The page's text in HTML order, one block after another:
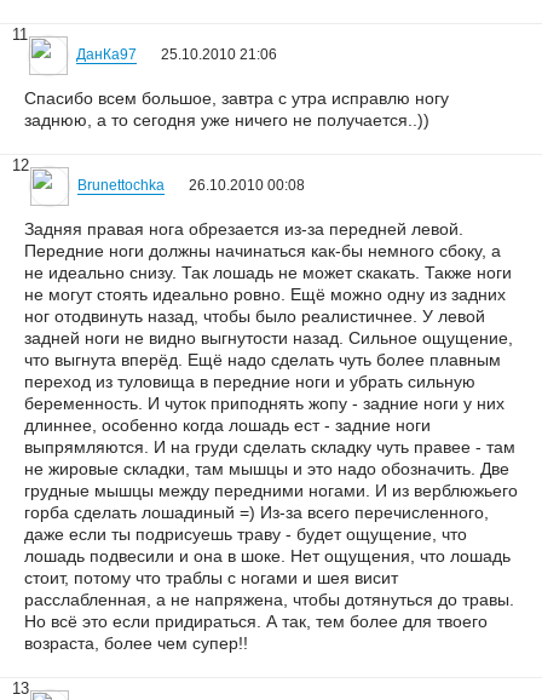
11
ДанКа97 25.10.2010 21:06
Спасибо всем большое, завтра с утра исправлю ногу
заднюю, а то сегодня уже ничего не получается..))
12
Brunettochka 26.10.2010 00:08
Задняя правая нога обрезается из-за передней левой.
Передние ноги должны начинаться как-бы немного сбоку, а
не идеально снизу. Так лошадь не может скакать. Также ноги
не могут стоять идеально ровно. Ещё можно одну из задних
ног отодвинуть назад, чтобы было реалистичнее. У левой
задней ноги не видно выгнутости назад. Сильное ощущение,
что выгнута вперёд. Ещё надо сделать чуть более плавным
переход из туловища в передние ноги и убрать сильную
беременность. И чуток приподнять жопу - задние ноги у них
длиннее, особенно когда лошадь ест - задние ноги
выпрямляются. И на груди сделать складку чуть правее - там
не жировые складки, там мышцы и это надо обозначить. Две
грудные мышцы между передними ногами. И из верблюжьего
горба сделать лошадиный =) Из-за всего перечисленного,
даже если ты подрисуешь траву - будет ощущение, что
лошадь подвесили и она в шоке. Нет ощущения, что лошадь
стоит, потому что траблы с ногами и шея висит
расслабленная, а не напряжена, чтобы дотянуться до травы.
Но всё это если придираться. А так, тем более для твоего
возраста, более чем супер!!
13